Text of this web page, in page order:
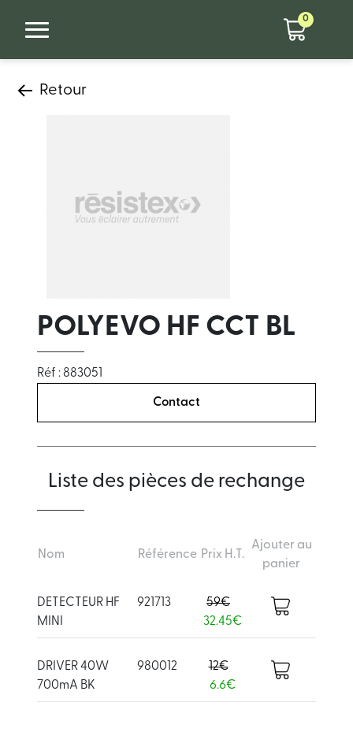
0
Retour
POLYEVO HF CCT BL
Réf : 883051
Contact
Liste des pièces de rechange
Nom Référence Prix H.T.
Ajouter au
panier
DETECTEUR HF
MINI
921713
59€
32.45€
DRIVER 40W
700mA BK
980012
12€
6.6€